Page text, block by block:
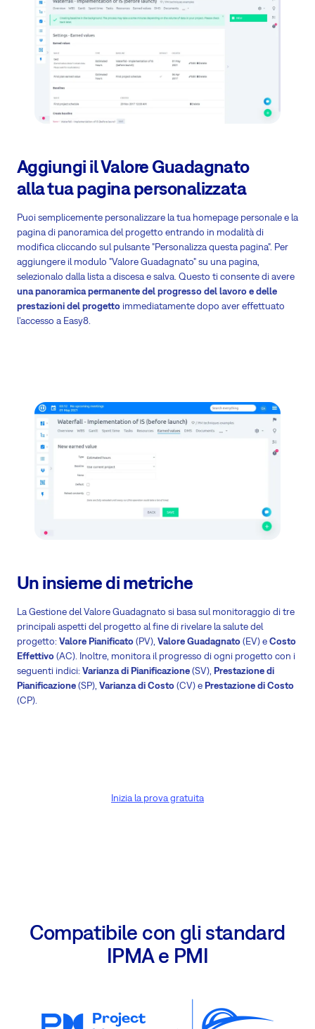
Aggiungi il Valore Guadagnato
alla tua pagina personalizzata
Puoi semplicemente personalizzare la tua homepage personale e la
pagina di panoramica del progetto entrando in modalità di
modifica cliccando sul pulsante "Personalizza questa pagina". Per
aggiungere il modulo "Valore Guadagnato" su una pagina,
selezionalo dalla lista a discesa e salva. Questo ti consente di avere
una panoramica permanente del progresso del lavoro e delle
prestazioni del progetto immediatamente dopo aver effettuato
l'accesso a Easy8.
Un insieme di metriche
La Gestione del Valore Guadagnato si basa sul monitoraggio di tre
principali aspetti del progetto al fine di rivelare la salute del
progetto: Valore Pianificato(PV), Valore Guadagnato(EV) eCosto
Effettivo(AC). Inoltre, monitora il progresso di ogni progetto con i
seguenti indici: Varianza di Pianificazione(SV), Prestazione di
Pianificazione(SP), Varianza di Costo(CV) e Prestazione di Costo
(CP).
Inizia la prova gratuita
Compatibile con gli standard
IPMA e PMI